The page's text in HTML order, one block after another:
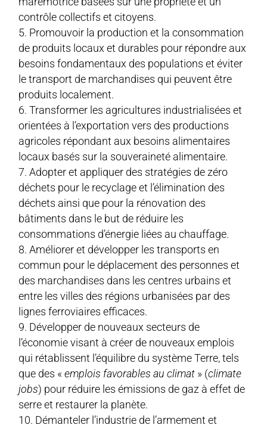
contrôle collectifs et citoyens.
Promouvoir la production et la consommation
de produits locaux et durables pour répondre aux
besoins fondamentaux des populations et éviter
le transport de marchandises qui peuvent être
produits localement.
Transformer les agricultures industrialisées et
orientées à l’exportation vers des productions
agricoles répondant aux besoins alimentaires
locaux basés sur la souveraineté alimentaire.
Adopter et appliquer des stratégies de zéro
déchets pour le recyclage et l’élimination des
déchets ainsi que pour la rénovation des
bâtiments dans le but de réduire les
consommations d’énergie liées au chauffage.
Améliorer et développer les transports en
commun pour le déplacement des personnes et
des marchandises dans les centres urbains et
entre les villes des régions urbanisées par des
lignes ferroviaires efficaces.
Développer de nouveaux secteurs de
l’économie visant à créer de nouveaux emplois
qui rétablissent l’équilibre du système Terre, tels
que des «emplois favorables au climat » (climate
jobs) pour réduire les émissions de gaz à effet de
serre et restaurer la planète.
Démanteler l’industrie de l’armement et